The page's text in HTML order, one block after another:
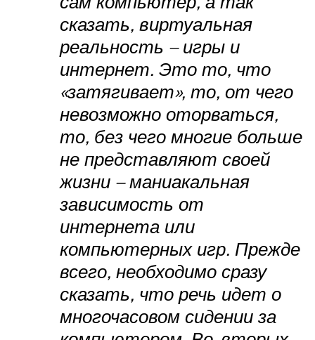
сказать, виртуальная
реальность – игры и
интернет. Это то, что
«затягивает», то, от чего
невозможно оторваться,
то, без чего многие больше
не представляют своей
жизни – маниакальная
зависимость от
интернета или
компьютерных игр. Прежде
всего, необходимо сразу
сказать, что речь идет о
многочасовом сидении за